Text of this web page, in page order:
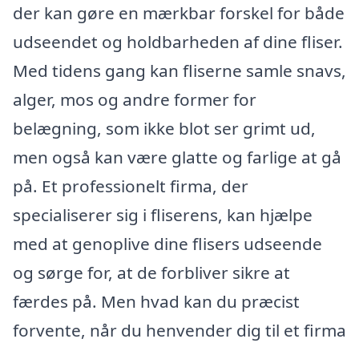
der kan gøre en mærkbar forskel for både
udseendet og holdbarheden af dine fliser.
Med tidens gang kan fliserne samle snavs,
alger, mos og andre former for
belægning, som ikke blot ser grimt ud,
men også kan være glatte og farlige at gå
på. Et professionelt firma, der
specialiserer sig i fliserens, kan hjælpe
med at genoplive dine flisers udseende
og sørge for, at de forbliver sikre at
færdes på. Men hvad kan du præcist
forvente, når du henvender dig til et firma